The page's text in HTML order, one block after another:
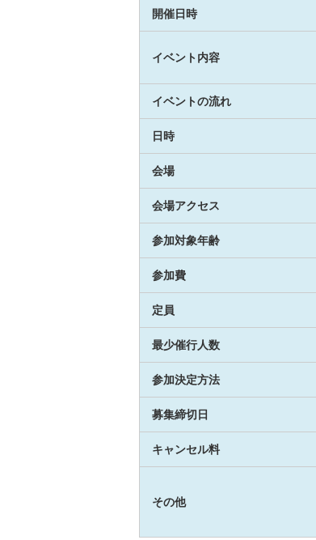
開催日時
イベント内容
イベントの流れ
日時
会場
会場アクセス
参加対象年齢
参加費
定員
最少催行人数
参加決定方法
募集締切日
キャンセル料
その他